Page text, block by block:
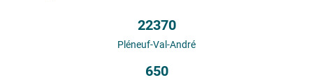
22370
Pléneuf-Val-André
650